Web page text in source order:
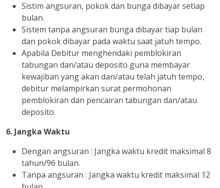
Sistim angsuran, pokok dan bunga dibayar setiap
bulan.
Sistem tanpa angsuran bunga dibayar tiap bulan
dan pokok dibayar pada waktu saat jatuh tempo.
Apabila Debitur menghendaki pemblokiran
tabungan dan/atau deposito guna membayar
kewajiban yang akan dan/atau telah jatuh tempo,
debitur melampirkan surat permohonan
pemblokiran dan pencairan tabungan dan/atau
deposito.
6. Jangka Waktu
Dengan angsuran : Jangka waktu kredit maksimal 8
tahun/96 bulan.
Tanpa angsuran : Jangka waktu kredit maksimal 12